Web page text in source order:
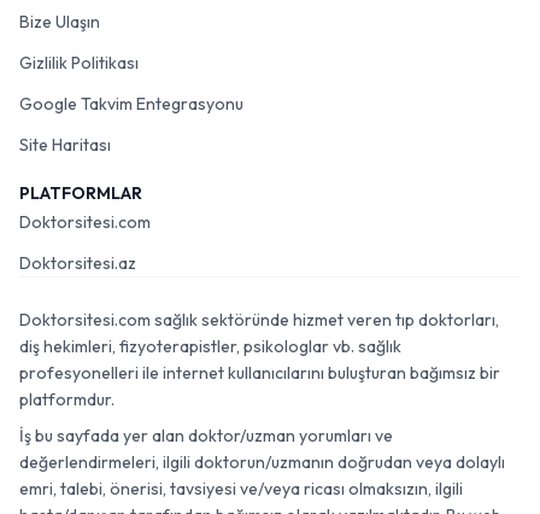
Bize Ulaşın
Gizlilik Politikası
Google Takvim Entegrasyonu
Site Haritası
PLATFORMLAR
Doktorsitesi.com
Doktorsitesi.az
Doktorsitesi.com sağlık sektöründe hizmet veren tıp doktorları,
diş hekimleri, fizyoterapistler, psikologlar vb. sağlık
profesyonelleri ile internet kullanıcılarını buluşturan bağımsız bir
platformdur.
İş bu sayfada yer alan doktor/uzman yorumları ve
değerlendirmeleri, ilgili doktorun/uzmanın doğrudan veya dolaylı
emri, talebi, önerisi, tavsiyesi ve/veya ricası olmaksızın, ilgili